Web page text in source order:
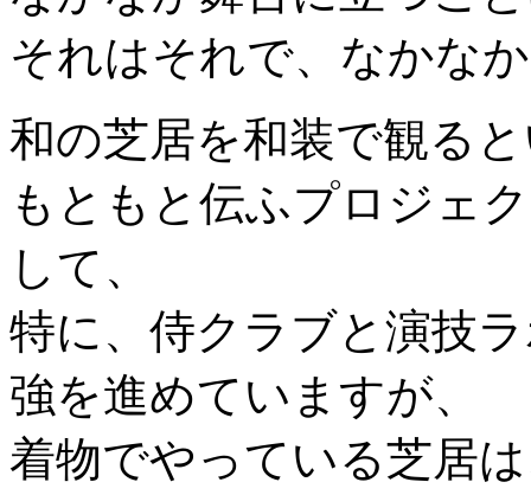
それはそれで、なかな
和の芝居を和装で観る
もともと伝ふプロジェ
して、
特に、侍クラブと演技
強を進めていますが、
着物でやっている芝居